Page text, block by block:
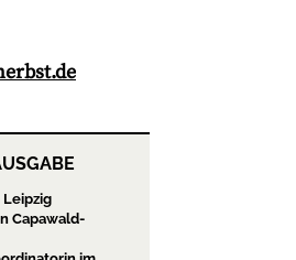
Leipzig
Capawald-